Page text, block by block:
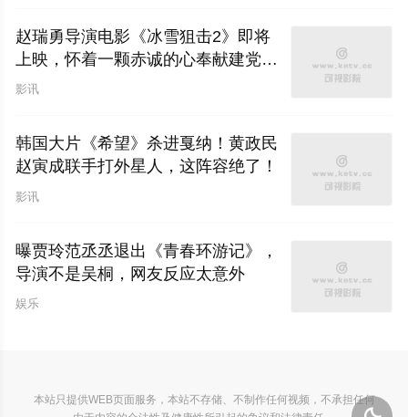
赵瑞勇导演电影《冰雪狙击2》即将
上映，怀着一颗赤诚的心奉献建党事
业
影讯
韩国大片《希望》杀进戛纳！黄政民
赵寅成联手打外星人，这阵容绝了！
影讯
曝贾玲范丞丞退出《青春环游记》，
导演不是吴桐，网友反应太意外
娱乐
本站只提供WEB页面服务，本站不存储、不制作任何视频，不承担任何